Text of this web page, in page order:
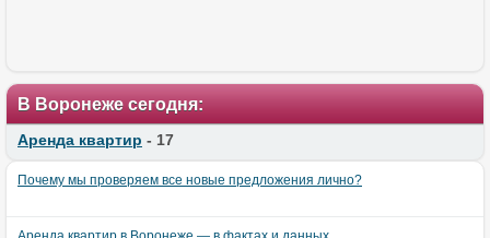
В Воронеже сегодня:
Аренда квартир - 17
Почему мы проверяем все новые предложения лично?